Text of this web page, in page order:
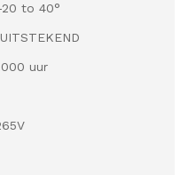
20 to 40°
uur